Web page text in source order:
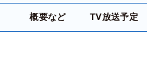
概要など TV放送予定